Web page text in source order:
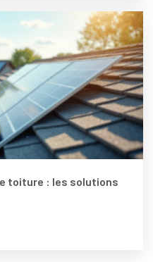
toiture : les solutions